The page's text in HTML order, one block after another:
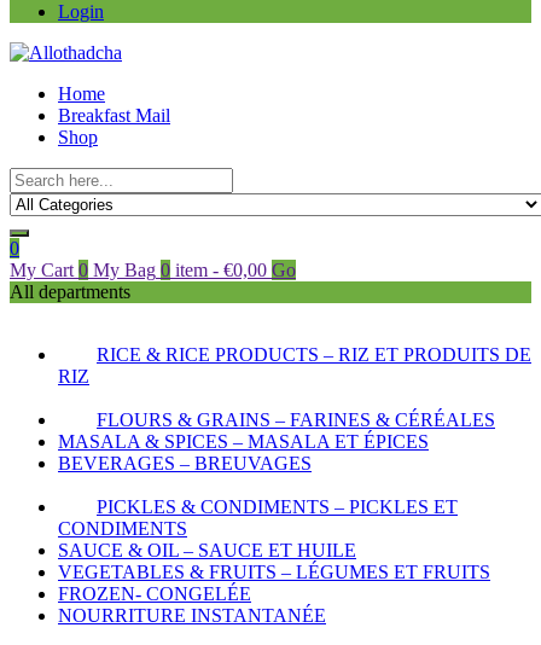
Login
Home
Breakfast Mail
Shop
0
My Cart 0 My Bag 0 item - €0,00 Go
All departments
RICE & RICE PRODUCTS – RIZ ET PRODUITS DE
RIZ
FLOURS & GRAINS – FARINES & CÉRÉALES
MASALA & SPICES – MASALA ET ÉPICES
BEVERAGES – BREUVAGES
PICKLES & CONDIMENTS – PICKLES ET
CONDIMENTS
SAUCE & OIL – SAUCE ET HUILE
VEGETABLES & FRUITS – LÉGUMES ET FRUITS
FROZEN- CONGELÉE
NOURRITURE INSTANTANÉE